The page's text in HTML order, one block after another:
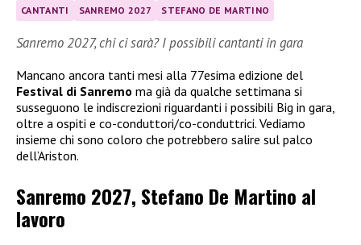
CANTANTI SANREMO 2027 STEFANO DE MARTINO
Sanremo 2027, chi ci sarà? I possibili cantanti in gara
Mancano ancora tanti mesi alla 77esima edizione del
Festival di Sanremo ma già da qualche settimana si
susseguono le indiscrezioni riguardanti i possibili Big in gara,
oltre a ospiti e co-conduttori/co-conduttrici. Vediamo
insieme chi sono coloro che potrebbero salire sul palco
dell’Ariston.
Sanremo 2027, Stefano De Martino al
lavoro